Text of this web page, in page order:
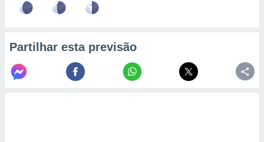
Partilhar esta previsão